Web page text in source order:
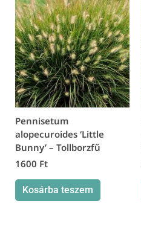
Pennisetum
alopecuroides ‘Little
Bunny’ – Tollborzfű
1600 Ft
Kosárba teszem